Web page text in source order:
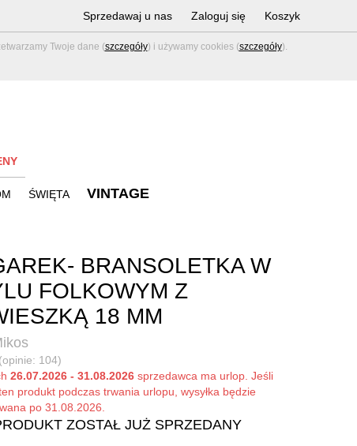
Twoje dane (szczegóły) i używamy cookies (szczegóły).
Sprzedawaj u nas Zaloguj się Koszyk
ŚWIĘTA VINTAGE
BRANSOLETKA W
FOLKOWYM Z
18 MM
104)
26.07.2026 - 31.08.2026 sprzedawca ma urlop. Jeśli
produkt podczas trwania urlopu, wysyłka będzie
po 31.08.2026.
ZOSTAŁ JUŻ SPRZEDANY